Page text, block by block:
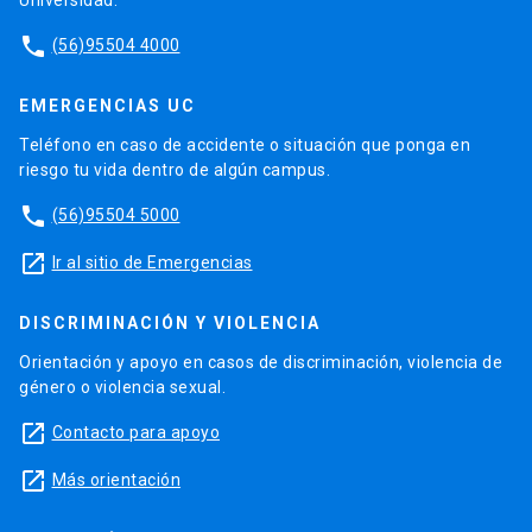
phone (56)95504 4000
EMERGENCIAS UC
Teléfono en caso de accidente o situación que ponga en
riesgo tu vida dentro de algún campus.
phone (56)95504 5000
launch Ir al sitio de Emergencias
DISCRIMINACIÓN Y VIOLENCIA
Orientación y apoyo en casos de discriminación, violencia de
género o violencia sexual.
launch Contacto para apoyo
launch Más orientación